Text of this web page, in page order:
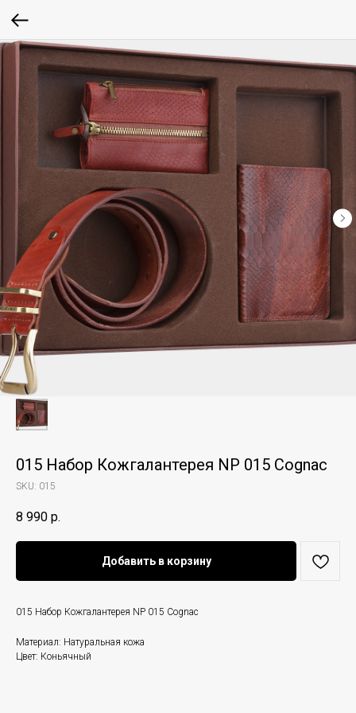
015 Набор Кожгалантерея NP 015 Cognac
SKU: 015
8 990 р.
Добавить в корзину
015 Набор Кожгалантерея NP 015 Cognac
Материал: Натуральная кожа
Цвет: Коньячный